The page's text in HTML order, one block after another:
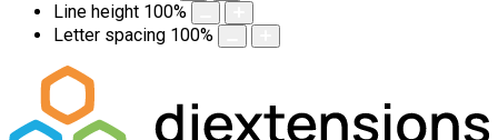
Line height 100%
Letter spacing 100%